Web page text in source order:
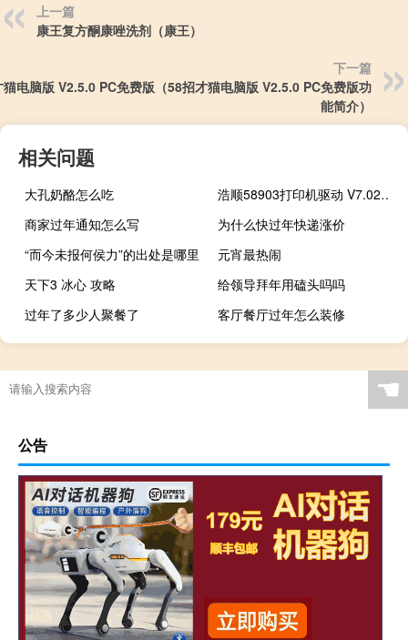
上一篇
康王复方酮康唑洗剂（康王）
下一篇
电脑版 V2.5.0 PC免费版（58招才猫电脑版 V2.5.0 PC免费版功
能简介）
相关问题
大孔奶酪怎么吃
浩顺58903打印机驱动 V7.02 官方版（浩顺58903打印机驱动 V7.02 官方版功能简介）
商家过年通知怎么写
为什么快过年快递涨价
“而今未报何侯力”的出处是哪里
元宵最热闹
天下3 冰心 攻略
给领导拜年用磕头吗吗
过年了多少人聚餐了
客厅餐厅过年怎么装修
☚
公告